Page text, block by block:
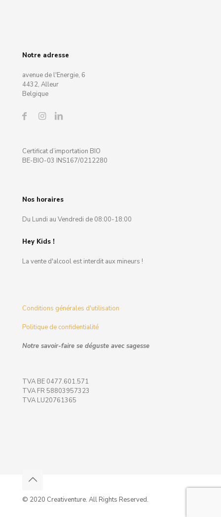
Notre adresse
avenue de l'Energie, 6
4432, Alleur
Belgique
Certificat d’importation BIO
BE-BIO-03 INS167/0212280
Nos horaires
Du Lundi au Vendredi de 08:00-18:00
Hey Kids !
La vente d'alcool est interdit aux mineurs !
Conditions générales d'utilisation
Politique de confidentialité
Notre savoir-faire se déguste avec sagesse
TVA BE 0477.601.571
TVA FR 58803957323
TVA LU20761365
© 2020 Creativenture. All Rights Reserved.